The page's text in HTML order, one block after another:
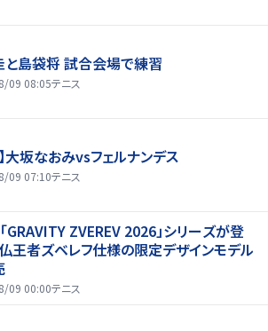
と島袋将 試合会場で練習
09 08:05テニス
大坂なおみvsフェルナンデス
09 07:10テニス
GRAVITY ZVEREV 2026」シリーズが登
王者ズベレフ仕様の限定デザインモデル
09 00:00テニス